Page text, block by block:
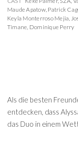
Maude Apatow, Patrick
Keyla Monterroso Mejia,
Timane, Dominique Perry
Als die besten
entdecken, dass
das Duo in einem